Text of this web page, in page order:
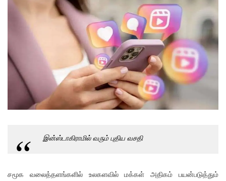
இன்ஸ்டாகிராமில் வரும் புதிய வசதி
சமூக வலைத்தளங்களில் உலகளவில் மக்கள் அதிகம் பயன்படுத்தும்